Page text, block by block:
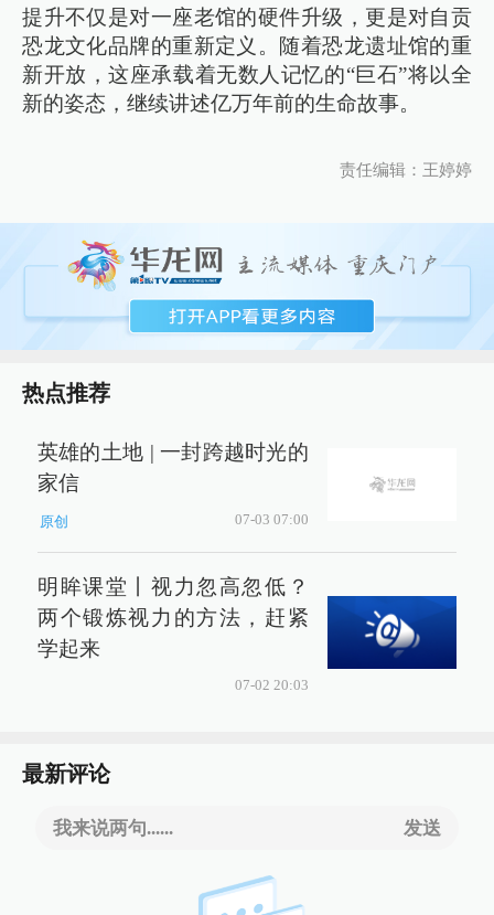
提升不仅是对一座老馆的硬件升级，更是对自贡
恐龙文化品牌的重新定义。随着恐龙遗址馆的重
新开放，这座承载着无数人记忆的“巨石”将以全
新的姿态，继续讲述亿万年前的生命故事。
责任编辑：王婷婷
热点推荐
英雄的土地 | 一封跨越时光的
家信
原创 07-03 07:00
明眸课堂丨视力忽高忽低？
两个锻炼视力的方法，赶紧
学起来
07-02 20:03
最新评论
我来说两句...... 发送